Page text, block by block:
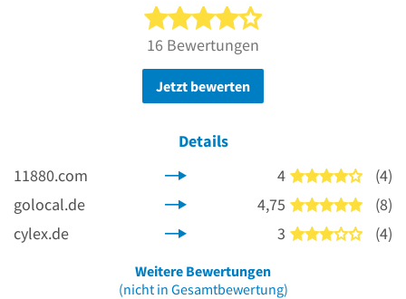
4 von 5 Sternen
16 Bewertungen
Jetzt bewerten
Details
11880.com
4 4 von
(4)
golocal.de
4,75 5 von
(8)
cylex.de
3 3 von
(4)
Weitere Bewertungen
(nicht in Gesamtbewertung)